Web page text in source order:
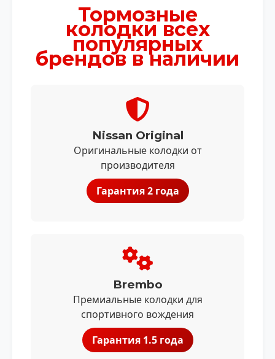
Тормозные
колодки всех
популярных
брендов в наличии
Nissan Original
Оригинальные колодки от
производителя
Гарантия 2 года
Brembo
Премиальные колодки для
спортивного вождения
Гарантия 1.5 года